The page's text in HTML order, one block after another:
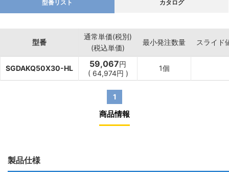
型番リスト カタログ
型番
通常単価(税別)
(税込単価)
最小発注数量 スライド
SGDAKQ50X30-HL 59,067円
( 64,974円 )
1個
1
商品情報
製品仕様